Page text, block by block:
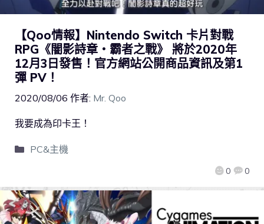
【Qoo情報】Nintendo Switch 卡片對戰
RPG《闇影詩章‧霸者之戰》 將於2020年
12月3日發售！官方網站公開商品資訊及第1
彈 PV！
2020/08/06 作者: Mr. Qoo
0 0
我要成為印卡王！
PC&主機